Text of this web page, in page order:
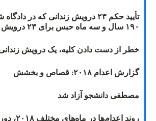
تأیید حکم ۲۳ درویش زندانی که در
۱۹۰ سال و سه ماه حبس برای ۲۳ درویش گنابادی قطعی شد
خطر از دست دادن کلیه، یک درویش زندانی
گزارش اعدام ۲۰۱۸: قصاص و بخشش
مصطفی دانشجو آزاد شد